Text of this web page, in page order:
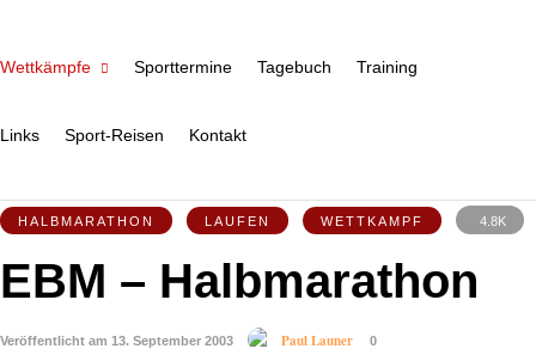
Wettkämpfe Sporttermine Tagebuch Training
Links Sport-Reisen Kontakt
HALBMARATHON LAUFEN WETTKAMPF 4.8K
EBM – Halbmarathon
Veröffentlicht am 13. September 2003 Paul Launer 0